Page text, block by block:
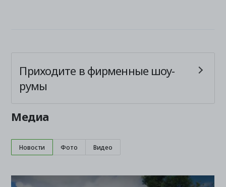
Приходите в фирменные шоу-
румы
Медиа
Новости Фото Видео